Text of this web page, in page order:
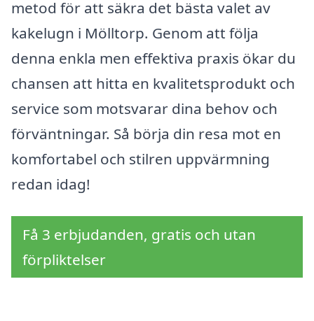
metod för att säkra det bästa valet av
kakelugn i Mölltorp. Genom att följa
denna enkla men effektiva praxis ökar du
chansen att hitta en kvalitetsprodukt och
service som motsvarar dina behov och
förväntningar. Så börja din resa mot en
komfortabel och stilren uppvärmning
redan idag!
Få 3 erbjudanden, gratis och utan
förpliktelser